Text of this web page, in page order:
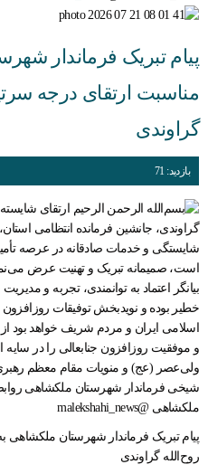
پیام تبریک فرماندار
مناسبت ارتقای درجه
گراوندی
بازدید: 71
پیام تبریک فرماندار شهرستان
روح‌الله گراوندی